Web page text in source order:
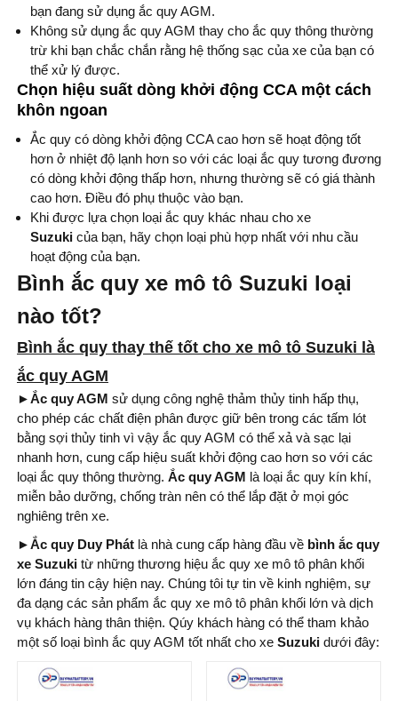
bạn đang sử dụng ắc quy AGM.
Không sử dụng ắc quy AGM thay cho ắc quy thông thường
trừ khi bạn chắc chắn rằng hệ thống sạc của xe của bạn có
thể xử lý được.
Chọn hiệu suất dòng khởi động CCA một cách
khôn ngoan
Ắc quy có dòng khởi động CCA cao hơn sẽ hoạt động tốt
hơn ở nhiệt độ lạnh hơn so với các loại ắc quy tương đương
có dòng khởi động thấp hơn, nhưng thường sẽ có giá thành
cao hơn. Điều đó phụ thuộc vào bạn.
Khi được lựa chọn loại ắc quy khác nhau cho xe
Suzuki của bạn, hãy chọn loại phù hợp nhất với nhu cầu
hoạt động của bạn.
Bình ắc quy xe mô tô Suzuki loại
nào tốt?
Bình ắc quy thay thế tốt cho xe mô tô Suzuki là
ắc quy AGM
►Ắc quy AGM sử dụng công nghệ thảm thủy tinh hấp thụ,
cho phép các chất điện phân được giữ bên trong các tấm lót
bằng sợi thủy tinh vì vậy ắc quy AGM có thể xả và sạc lại
nhanh hơn, cung cấp hiệu suất khởi động cao hơn so với các
loại ắc quy thông thường. Ắc quy AGM là loại ắc quy kín khí,
miễn bảo dưỡng, chống tràn nên có thể lắp đặt ở mọi góc
nghiêng trên xe.
►Ắc quy Duy Phát là nhà cung cấp hàng đầu về bình ắc quy
xe Suzuki từ những thương hiệu ắc quy xe mô tô phân khối
lớn đáng tin cậy hiện nay. Chúng tôi tự tin về kinh nghiệm, sự
đa dạng các sản phẩm ắc quy xe mô tô phân khối lớn và dịch
vụ khách hàng thân thiện. Qúy khách hàng có thể tham khảo
một số loại bình ắc quy AGM tốt nhất cho xe Suzuki dưới đây:
Thương hiệu ắc quy:
Thương hiệu ắc quy: